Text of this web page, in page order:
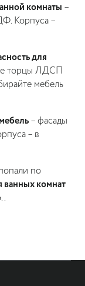
комнаты –
Корпуса –
для
торцы ЛДСП
мебель
– фасады
– в
по
ванных комнат